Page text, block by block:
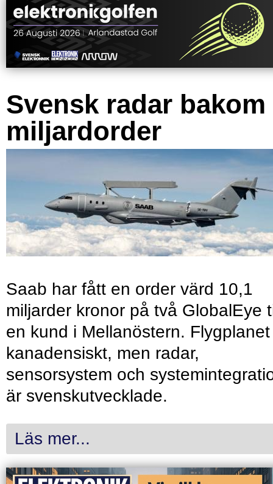
Svensk radar bakom
miljardorder
Saab har fått en order värd 10,1
miljarder kronor på två GlobalEye
en kund i Mellanöstern.
kanadensiskt, men radar,
sensorsystem och
är svenskutvecklade.
Läs mer...